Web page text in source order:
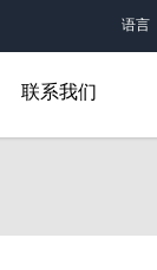
语言
联系我们